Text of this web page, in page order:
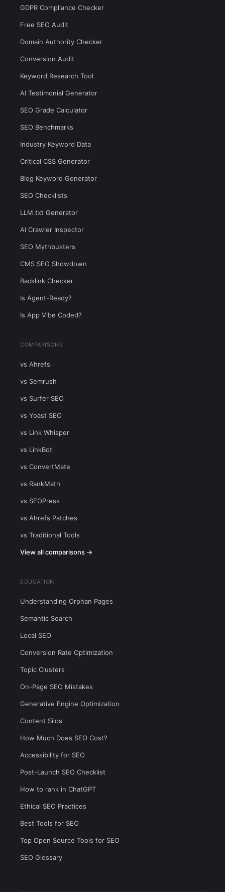
GDPR Compliance Checker
Free SEO Audit
Domain Authority Checker
Conversion Audit
Keyword Research Tool
AI Testimonial Generator
SEO Grade Calculator
SEO Benchmarks
Industry Keyword Data
Critical CSS Generator
Blog Keyword Generator
SEO Checklists
LLM.txt Generator
AI Crawler Inspector
SEO Mythbusters
CMS SEO Showdown
Backlink Checker
Is Agent-Ready?
Is App Vibe Coded?
COMPARISONS
vs Ahrefs
vs Semrush
vs Surfer SEO
vs Yoast SEO
vs Link Whisper
vs LinkBot
vs ConvertMate
vs RankMath
vs SEOPress
vs Ahrefs Patches
vs Traditional Tools
View all comparisons →
EDUCATION
Understanding Orphan Pages
Semantic Search
Local SEO
Conversion Rate Optimization
Topic Clusters
On-Page SEO Mistakes
Generative Engine Optimization
Content Silos
How Much Does SEO Cost?
Accessibility for SEO
Post-Launch SEO Checklist
How to rank in ChatGPT
Ethical SEO Practices
Best Tools for SEO
Top Open Source Tools for SEO
SEO Glossary